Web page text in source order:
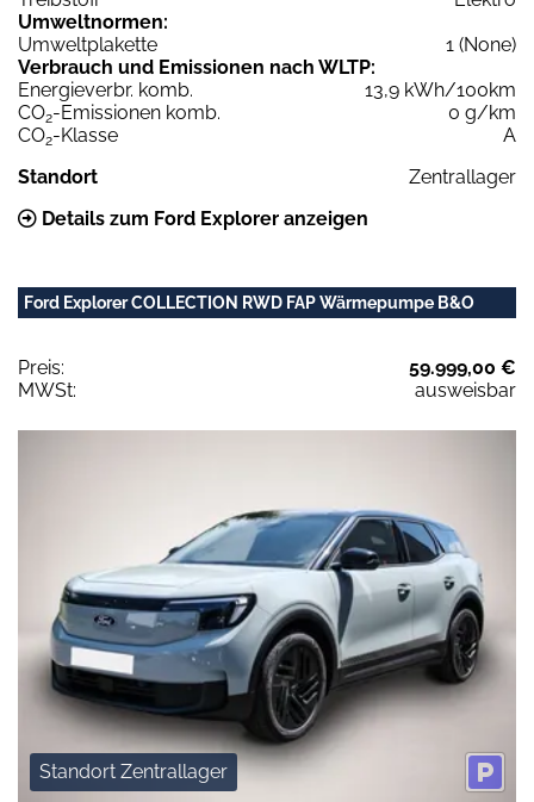
Umweltnormen:
Umweltplakette
1 (None)
Verbrauch und Emissionen nach WLTP:
Energieverbr. komb.
13,9 kWh/100km
CO2-Emissionen komb.
0 g/km
CO2-Klasse
A
Standort
Zentrallager
Details zum Ford Explorer anzeigen
Ford Explorer COLLECTION RWD FAP Wärmepumpe B&O
Preis:
59.999,00 €
MWSt:
ausweisbar
Standort Zentrallager